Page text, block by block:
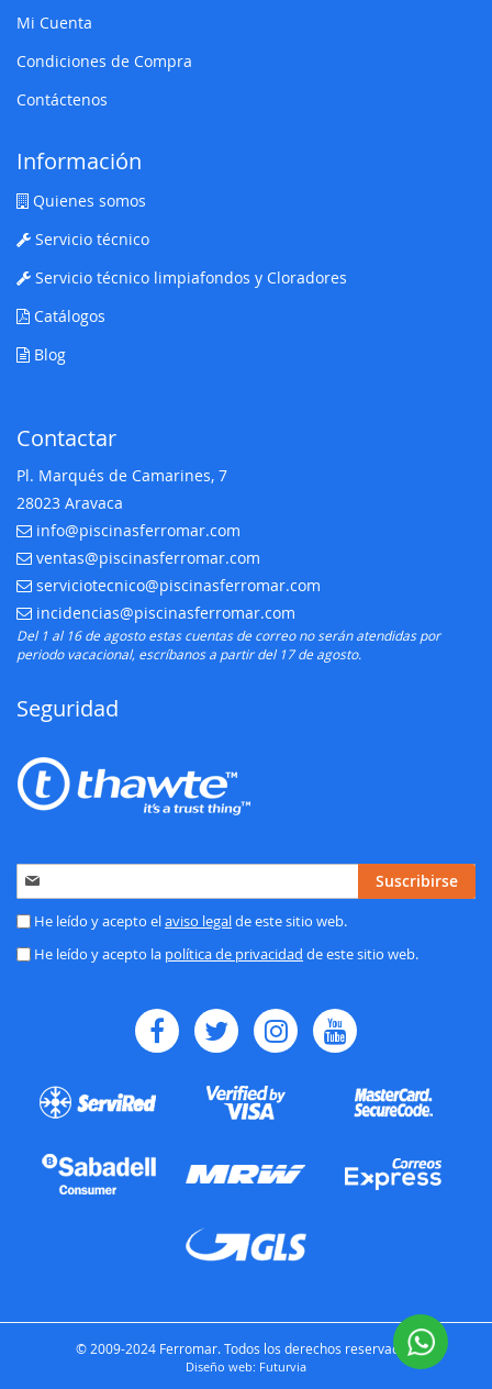
Mi Cuenta
Condiciones de Compra
Contáctenos
Información
Quienes somos
Servicio técnico
Servicio técnico limpiafondos y Cloradores
Catálogos
Blog
Contactar
Pl. Marqués de Camarines, 7
28023 Aravaca
E-mail:
info@piscinasferromar.com
E-mail:
ventas@piscinasferromar.com
E-mail:
serviciotecnico@piscinasferromar.com
E-mail:
incidencias@piscinasferromar.com
Del 1 al 16 de agosto estas cuentas de correo no serán atendidas por
periodo vacacional, escríbanos a partir del 17 de agosto.
Seguridad
Inscríbase
a
nuestro
de
Suscribirse
He leído y acepto elaviso legalde este sitio web.
He leído y acepto la política de privacidad de este sitio web.
© 2009-2024 Ferromar. Todos los derechos reservados.
Diseño web: Futurvia